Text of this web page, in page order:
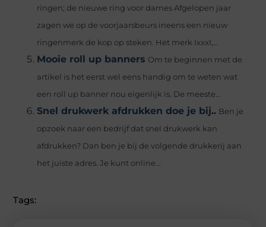
ringen; de nieuwe ring voor dames Afgelopen jaar
zagen we op de voorjaarsbeurs ineens een nieuw
ringenmerk de kop op steken. Het merk IxxxI,...
Mooie roll up banners Om te beginnen met de
artikel is het eerst wel eens handig om te weten wat
een roll up banner nou eigenlijk is. De meeste...
Snel drukwerk afdrukken doe je bij.. Ben je
opzoek naar een bedrijf dat snel drukwerk kan
afdrukken? Dan ben je bij de volgende drukkerij aan
het juiste adres. Je kunt online...
Tags: